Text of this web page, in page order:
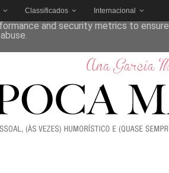
Classificados Internacional
its services and to analyze
and security metrics to